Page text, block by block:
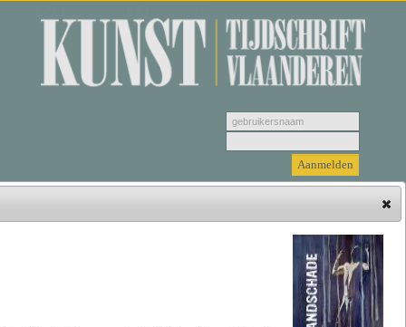
Hieronder vindt u de jongste recensies. Selecteer
een genre, vervolgens selecteer de recensie die u
wenst u te bekijken en klik tenslotte op 'Lees